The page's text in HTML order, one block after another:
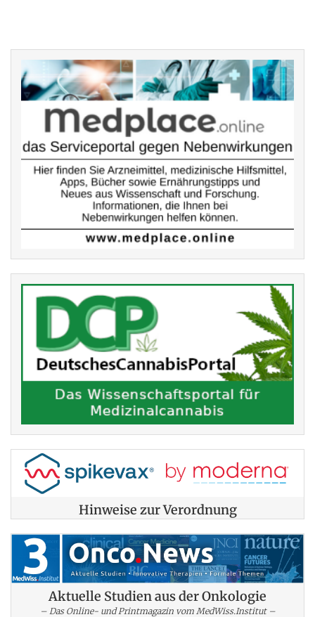
Hinweise zur Verordnung
Aktuelle Studien aus der Onkologie
– Das Online- und Printmagazin vom MedWiss.Institut –